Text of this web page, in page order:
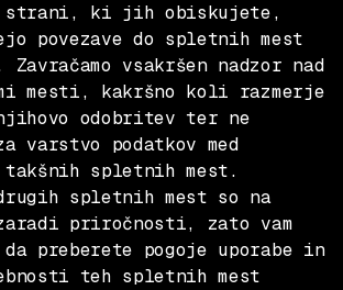
strani, ki jih obiskujete,
povezave do spletnih mest
vsakršen nadzor nad
mesti, kakršno koli razmerje
odobritev ter ne
varstvo podatkov med
takšnih spletnih mest.
spletnih mest so na
priročnosti, zato vam
da preberete pogoje uporabe in
teh spletnih mest